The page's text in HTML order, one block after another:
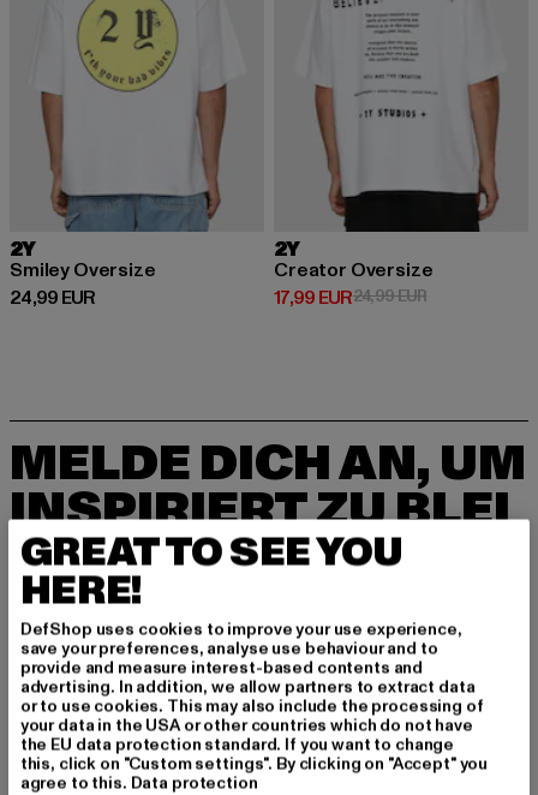
2Y
Smiley Oversize
24,99 EUR
Derzeitiger Preis: 24,99 EUR
2Y
Creator Oversize
17,99 EUR
Derzeitiger Preis: 17,99 EUR
24,99 EURAktionspreis:
MELDE DICH AN, UM
INSPIRIERT ZU BLEI
BEN!
Melde dich hier für unseren Newsletter an und
erhalte künftig Informationen über aktuelle Tre
nds, Angebote und Gutscheine von DefShop p
er E-Mail!
An welchen Produkten bist du interessiert?
GREAT TO SEE YOU
HERE!
DefShop uses cookies to improve your use experience,
save your preferences, analyse use behaviour and to
provide and measure interest-based contents and
advertising. In addition, we allow partners to extract data
or to use cookies. This may also include the processing of
your data in the USA or other countries which do not have
the EU data protection standard. If you want to change
this, click on "Custom settings". By clicking on "Accept" you
agree to this. Data protection